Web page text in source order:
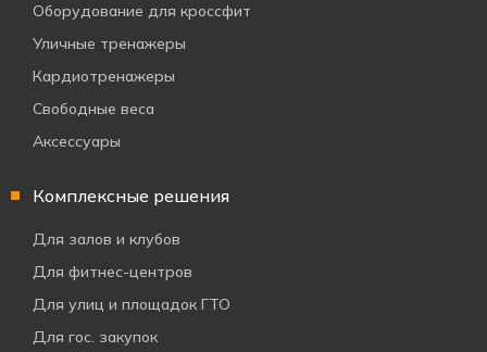
Оборудование для кроссфит
Уличные тренажеры
Кардиотренажеры
Свободные веса
Аксессуары
Комплексные решения
Для залов и клубов
Для фитнес-центров
Для улиц и площадок ГТО
Для гос. закупок